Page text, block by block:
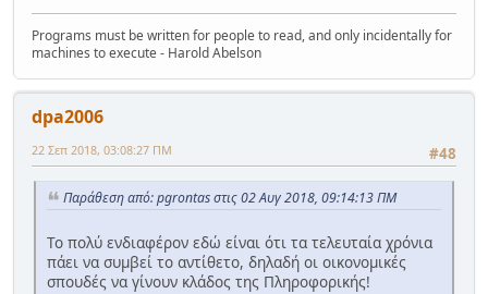
Programs must be written for people to read, and only incidentally for
machines to execute - Harold Abelson
dpa2006
#48
22 Σεπ 2018, 03:08:27 ΠΜ
Παράθεση από: pgrontas στις 02 Αυγ 2018, 09:14:13 ΠΜ
Το πολύ ενδιαφέρον εδώ είναι ότι τα τελευταία χρόνια
πάει να συμβεί το αντίθετο, δηλαδή οι οικονομικές
σπουδές να γίνουν κλάδος της Πληροφορικής!